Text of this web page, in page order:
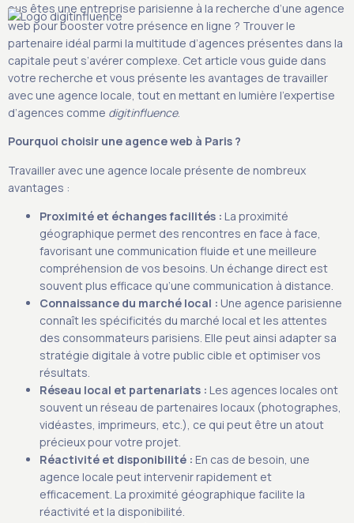
ous êtes une entreprise parisienne à la recherche d’une agence
web pour booster votre présence en ligne ? Trouver le
partenaire idéal parmi la multitude d’agences présentes dans la
capitale peut s’avérer complexe. Cet article vous guide dans
votre recherche et vous présente les avantages de travailler
avec une agence locale, tout en mettant en lumière l’expertise
d’agences comme digitinfluence.
Pourquoi choisir une agence web à Paris ?
Travailler avec une agence locale présente de nombreux
avantages :
Proximité et échanges facilités : La proximité
géographique permet des rencontres en face à face,
favorisant une communication fluide et une meilleure
compréhension de vos besoins. Un échange direct est
souvent plus efficace qu’une communication à distance.
Connaissance du marché local : Une agence parisienne
connaît les spécificités du marché local et les attentes
des consommateurs parisiens. Elle peut ainsi adapter sa
stratégie digitale à votre public cible et optimiser vos
résultats.
Réseau local et partenariats : Les agences locales ont
souvent un réseau de partenaires locaux (photographes,
vidéastes, imprimeurs, etc.), ce qui peut être un atout
précieux pour votre projet.
Réactivité et disponibilité : En cas de besoin, une
agence locale peut intervenir rapidement et
efficacement. La proximité géographique facilite la
réactivité et la disponibilité.